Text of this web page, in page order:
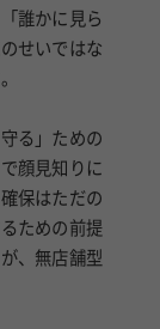
せいではな
顔見知りに
保はただの
ための前提
、無店舗型